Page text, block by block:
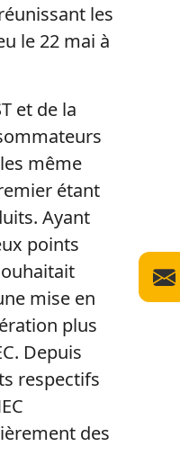
les
le 22 mai à
et de la
même
étant
Ayant
points
mise en
plus
Depuis
respectifs
des